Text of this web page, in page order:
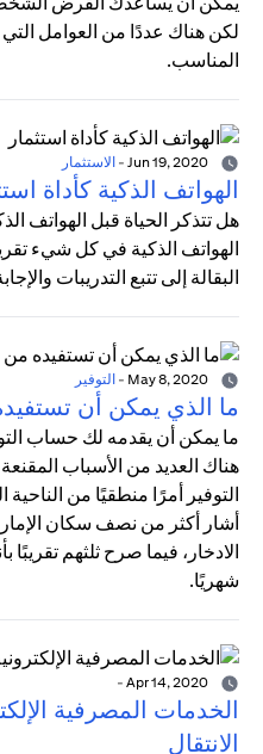
لكن هناك عددًا من العوامل
المناسب.
- الاستثمار
الهواتف الذكية كأداة
هل تتذكر الحياة قبل الهواتف
الهواتف الذكية في كل شيء
البقالة إلى تتبع التدريبات
- التوفير
ما الذي يمكن أن
ما يمكن أن يقدمه لك حساب
هناك العديد من الأسباب
التوفير أمرًا منطقيًا من
أشار أكثر من نصف سكان
الادخار، فيما صرح ثلثهم
شهريًا.
-
الخدمات المصرفية
الانتقال